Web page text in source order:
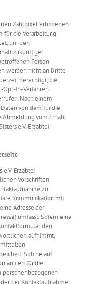
Zählpixel erhobenen
für die Verarbeitung
um den
zukünftiger
Person
werden nicht an Dritte
berechtigt, die
Opt-In-Verfahren
Nach einem
von dem für die
Abmeldung vom Erhalt
e.V. Erzabtei
Erzabtei
Vorschriften
zu
Kommunikation mit
Adresse der
umfasst. Sofern eine
den
aufnimmt,
Solche auf
an den für die
personenbezogenen
der Kontaktaufnahme